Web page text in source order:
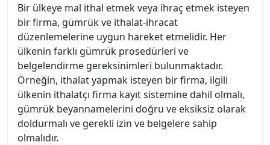
Bir ülkeye mal ithal etmek veya ihraç etmek isteyen
bir firma, gümrük ve ithalat-ihracat
düzenlemelerine uygun hareket etmelidir. Her
ülkenin farklı gümrük prosedürleri ve
belgelendirme gereksinimleri bulunmaktadır.
Örneğin, ithalat yapmak isteyen bir firma, ilgili
ülkenin ithalatçı firma kayıt sistemine dahil olmalı,
gümrük beyannamelerini doğru ve eksiksiz olarak
doldurmalı ve gerekli izin ve belgelere sahip
olmalıdır.